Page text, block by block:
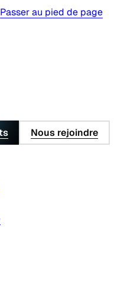
Passer au pied de page
Nous rejoindre